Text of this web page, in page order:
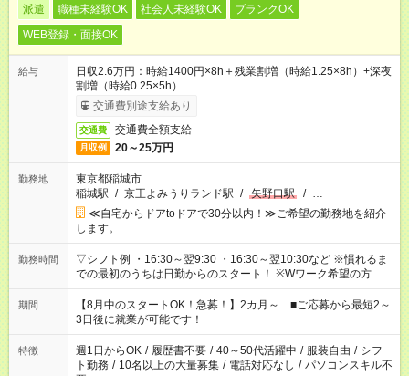
派遣 職種未経験OK 社会人未経験OK
ブランクOK
WEB登録・面接OK
給与
日収2.6万円：時給1400円×8h＋残業割増（時給1.25×8h）+深夜
割増（時給0.25×5h）
交通費別途支給あり
交通費 交通費全額支給
月収例 20～25万円
勤務地
東京都稲城市
稲城駅 / 京王よみうりランド駅 / 矢野口駅 / …
≪自宅からドアtoドアで30分以内！≫ご希望の勤務地を紹介
します。
勤務時間
▽シフト例 ・16:30～翌9:30 ・16:30～翌10:30など ※慣れるま
での最初のうちは日勤からのスタート！ ※Wワーク希望の方へ
今ご覧のお仕事で希望する勤務時間と、もう1つのお仕事の勤務
時間。 合計で週40時間を超える場合は応募できません。
期間
【8月中のスタートOK！急募！】2カ月～ ■ご応募から最短2～
3日後に就業が可能です！
特徴 週1日からOK / 履歴書不要 / 40～50代活躍中 / 服装自由 / シフ
ト勤務 / 10名以上の大量募集 / 電話対応なし / パソコンスキル不